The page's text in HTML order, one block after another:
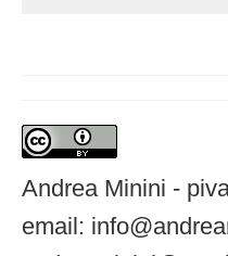
Andrea Minini -
email: